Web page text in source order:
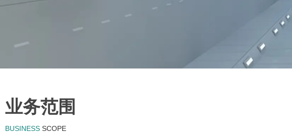
业务范围
BUSINESS SCOPE